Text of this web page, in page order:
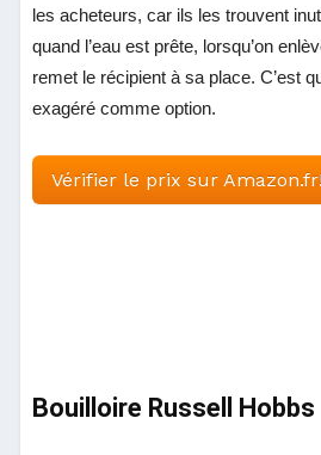
les acheteurs, car ils les trouvent
quand l’eau est prête, lorsqu’on
remet le récipient à sa place. C’est
exagéré comme option.
Vérifier le prix sur Amazon.fr!
Bouilloire Russell Hobbs